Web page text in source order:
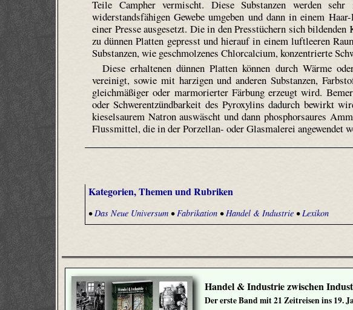
Teile Campher vermischt. Diese Substanzen werden
widerstandsfähigen Gewebe umgeben und dann in einem
einer Presse ausgesetzt. Die in den Presstüchern sich
zu dünnen Platten gepresst und hierauf in einem luftleeren
Substanzen, wie geschmolzenes Chlorcalcium, konzentrierte
Diese erhaltenen dünnen Platten können durch Wärme
vereinigt, sowie mit harzigen und anderen Substanzen,
gleichmäßiger oder marmorierter Färbung erzeugt wird.
oder Schwerentzündbarkeit des Pyroxylins dadurch bewirkt
kieselsaurem Natron auswäscht und dann phosphorsaures
Flussmittel, die in der Porzellan- oder Glasmalerei angewendet
Kategorien, Themen und Rubriken
• Das Neue Universum • Fabrikation • Handel & Industrie • Lexikon
Handel & Industrie zwischen
Der erste Band mit 21 Zeitreisen ins 19.